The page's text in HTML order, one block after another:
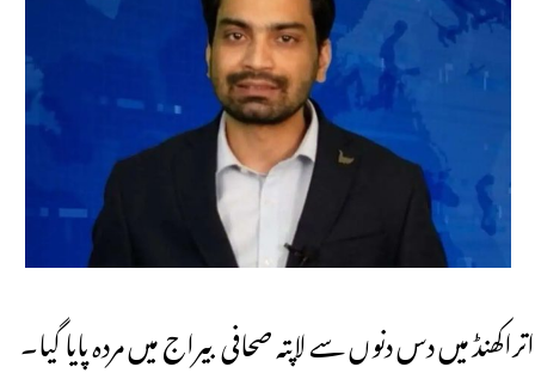
اتراکھنڈ میں دس دنوں سے لاپتہ صحافی بیراج میں مردہ پایا گیا۔